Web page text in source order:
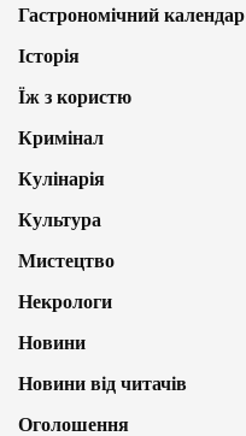
Гастрономічний календар
Історія
Їж з користю
Кримінал
Кулінарія
Культура
Мистецтво
Некрологи
Новини
Новини від читачів
Оголошення